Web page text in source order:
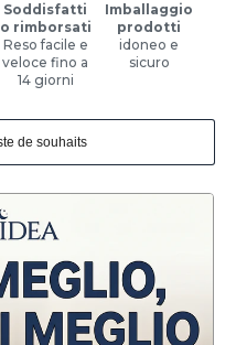
Soddisfatti
o rimborsati
Reso facile e
veloce fino a
14 giorni
Imballaggio
prodotti
idoneo e
sicuro